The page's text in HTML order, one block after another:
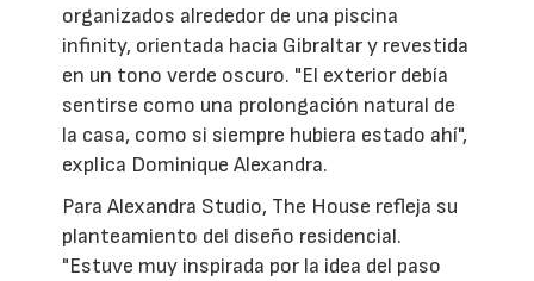
organizados alrededor de una piscina
infinity, orientada hacia Gibraltar y revestida
en un tono verde oscuro. "El exterior debía
sentirse como una prolongación natural de
la casa, como si siempre hubiera estado ahí",
explica Dominique Alexandra.
Para Alexandra Studio, The House refleja su
planteamiento del diseño residencial.
"Estuve muy inspirada por la idea del paso